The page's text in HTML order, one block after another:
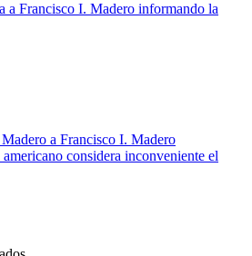
a Francisco I. Madero informando la
a Francisco I. Madero
considera inconveniente el